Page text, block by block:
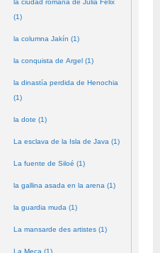
la ciudad romana de Julia Felix
(1)
la columna Jakín (1)
la conquista de Argel (1)
la dinastía perdida de Henochia
(1)
la dote (1)
La esclava de la Isla de Java (1)
La fuente de Siloé (1)
la gallina asada en la arena (1)
la guardia muda (1)
La mansarde des artistes (1)
La Meca (1)